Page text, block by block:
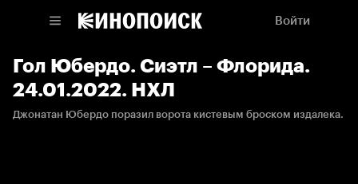
Войти
Гол Юбердо. Сиэтл – Флорида.
24.01.2022. НХЛ
Джонатан Юбердо поразил ворота кистевым броском издалека.